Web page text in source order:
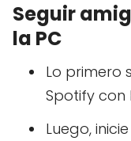
Seguir
la PC
Lo primero
Spotify con
Luego,